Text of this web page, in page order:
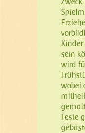
Zweck
sein
wird
wobei
Feste